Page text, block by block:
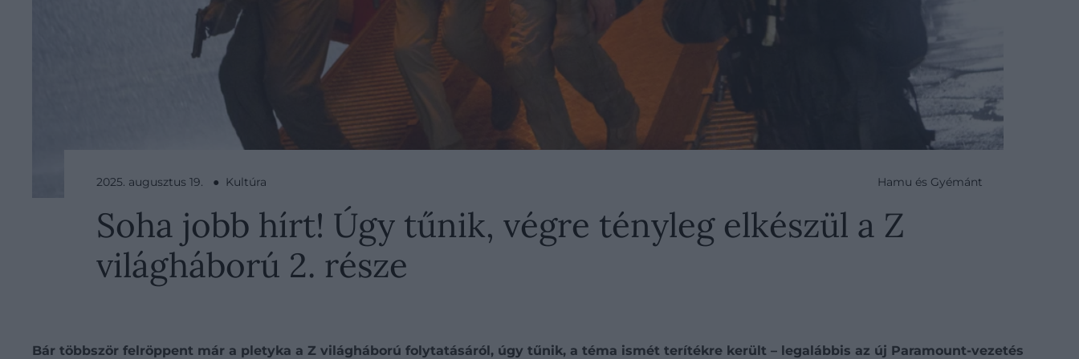
2025. augusztus 19. ● Kultúra Hamu és Gyémánt
Soha jobb hírt! Úgy tűnik, végre tényleg elkészül a Z
világháború 2. része
Bár többször felröppent már a pletyka a Z világháború folytatásáról, úgy tűnik, a téma ismét terítékre került – legalábbis az új Paramount-vezetés